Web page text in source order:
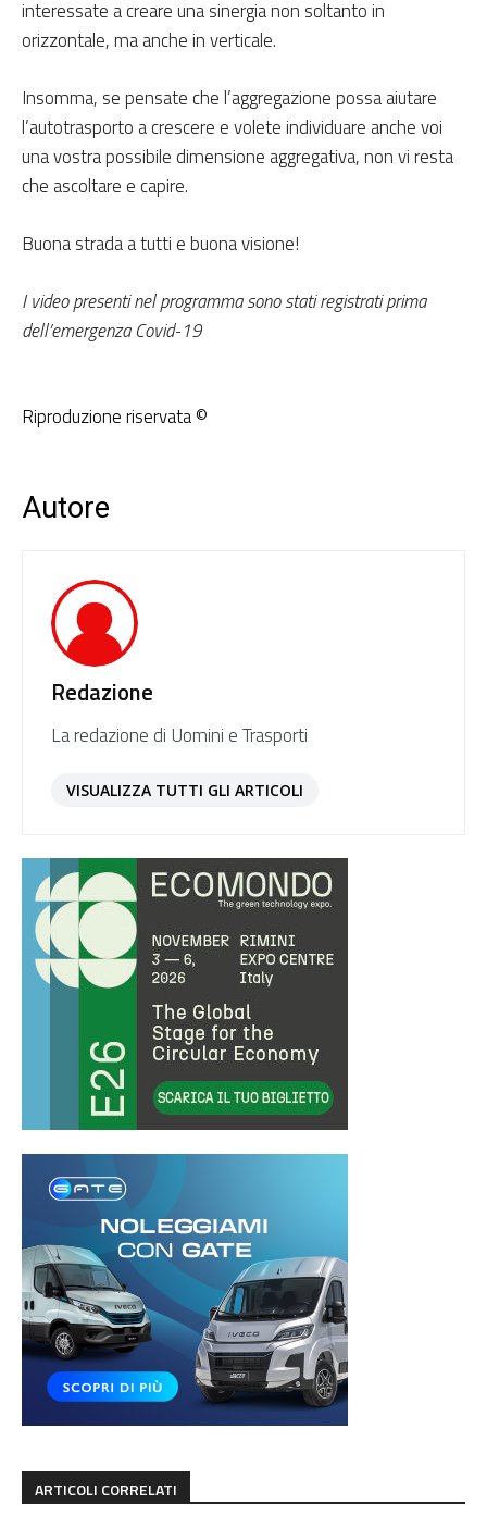
interessate a creare una sinergia non soltanto in
orizzontale, ma anche in verticale.
Insomma, se pensate che l’aggregazione possa aiutare
l’autotrasporto a crescere e volete individuare anche voi
una vostra possibile dimensione aggregativa, non vi resta
che ascoltare e capire.
Buona strada a tutti e buona visione!
I video presenti nel programma sono stati registrati prima
dell’emergenza Covid-19
Riproduzione riservata ©
Autore
Redazione
La redazione di Uomini e Trasporti
VISUALIZZA TUTTI GLI ARTICOLI
ARTICOLI CORRELATI